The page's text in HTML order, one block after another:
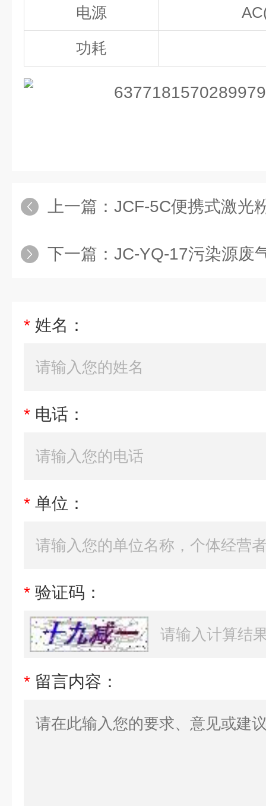
电源
功耗
上一篇： JCF-5C便携式激光
下一篇： JC-YQ-17污染源废
* 姓名：
* 电话：
* 单位：
* 验证码：
* 留言内容：